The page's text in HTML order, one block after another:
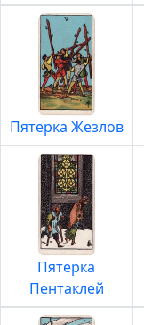
Пятерка Жезлов
Пятерка
Пентаклей